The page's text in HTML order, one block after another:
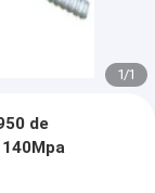
1/1
de